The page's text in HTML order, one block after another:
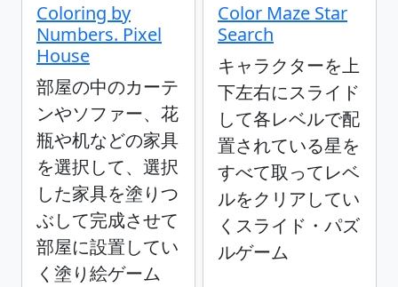
Coloring by
Numbers. Pixel
House
部屋の中のカーテ
ンやソファー、花
瓶や机などの家具
を選択して、選択
した家具を塗りつ
ぶして完成させて
部屋に設置してい
く塗り絵ゲーム
Color Maze Star
Search
キャラクターを上
下左右にスライド
して各レベルで配
置されている星を
すべて取ってレベ
ルをクリアしてい
くスライド・パズ
ルゲーム